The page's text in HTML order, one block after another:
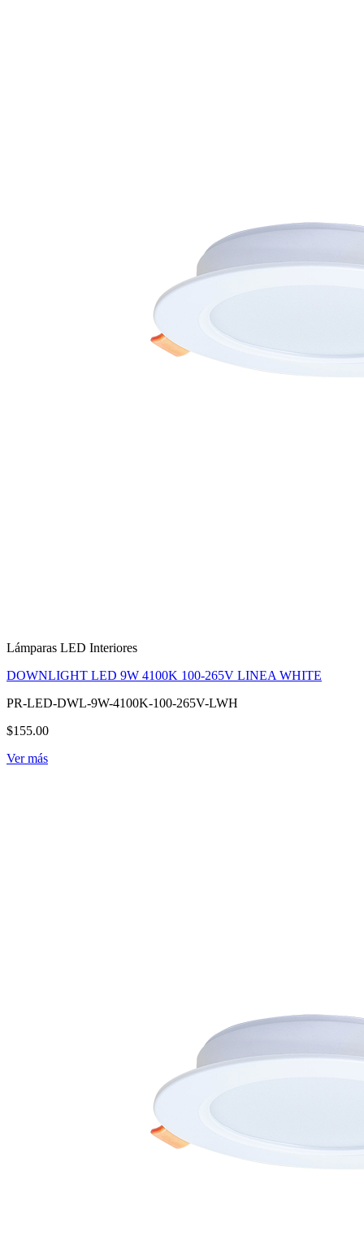
Lámparas LED Interiores
DOWNLIGHT LED 9W 4100K 100-265V LINEA WHITE
PR-LED-DWL-9W-4100K-100-265V-LWH
$155.00
Ver más